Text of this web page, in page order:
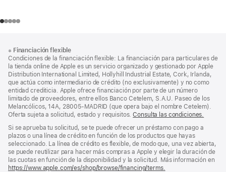
a
pie
de
página
al
pie
※ Financiación flexible
Condiciones de la financiación flexible: La financiación para particulares de
la tienda online de Apple es un servicio organizado y gestionado por Apple
Distribution International Limited, Hollyhill Industrial Estate, Cork, Irlanda,
que actúa como intermediario de crédito (no exclusivamente) y no como
entidad crediticia. Apple ofrece financiación por parte de un número
limitado de proveedores, entre ellos Banco Cetelem, S.A.U. Paseo de los
Melancólicos, 14A, 28005-MADRID (que opera bajo el nombre Cetelem).
Oferta sujeta a solicitud, estado y requisitos.Consulta las condiciones.
Si se aprueba tu solicitud, se te puede ofrecer un préstamo con pago a
plazos o una línea de crédito en función de los productos que hayas
seleccionado. La línea de crédito es flexible, de modo que, una vez abierta,
se puede reutilizar para hacer más compras a Apple y elegir la duración de
las cuotas en función de la disponibilidad y la solicitud. Más información en
https://www.apple.com/es/shop/browse/financing/terms.